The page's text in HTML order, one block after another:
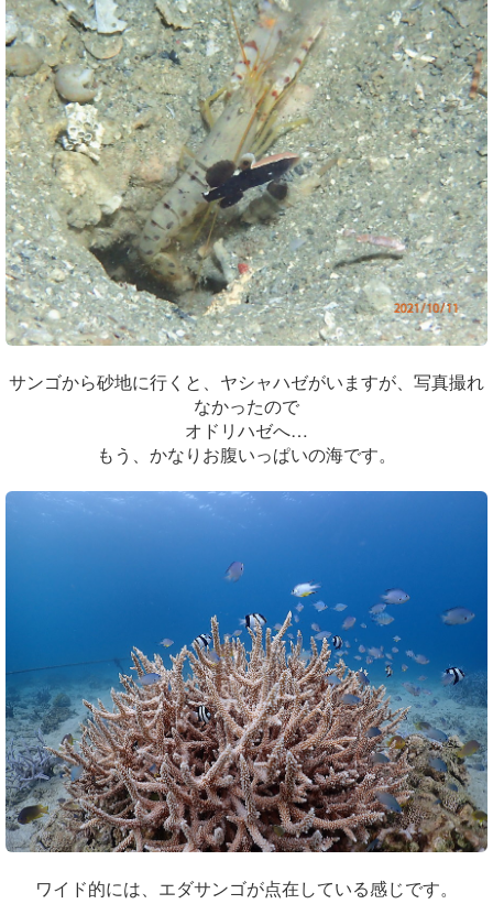
サンゴから砂地に行くと、ヤシャハゼがいますが、写真撮れ
なかったので
オドリハゼへ…
もう、かなりお腹いっぱいの海です。
ワイド的には、エダサンゴが点在している感じです。